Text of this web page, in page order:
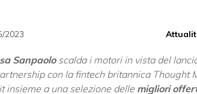
2023
Sanpaoloscalda i motori in vista del
con la fintech britannica Thought
insieme a una selezione delle migliori